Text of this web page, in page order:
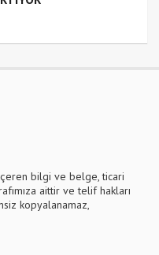
bilgi ve belge, ticari
aittir ve telif hakları
kopyalanamaz,